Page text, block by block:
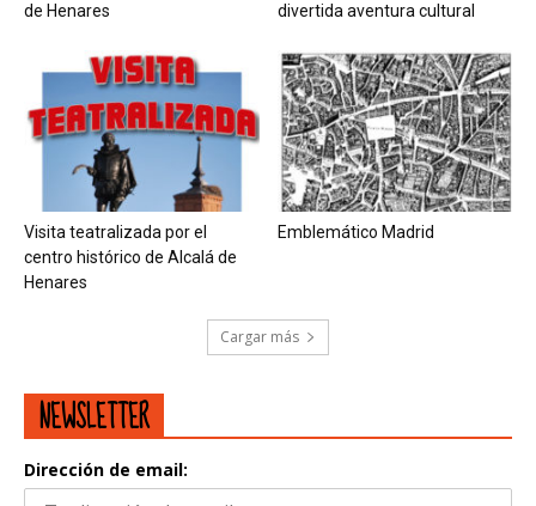
de Henares
divertida aventura cultural
Visita teatralizada por el
centro histórico de Alcalá de
Henares
Emblemático Madrid
Cargar más
NEWSLETTER
Dirección de email: